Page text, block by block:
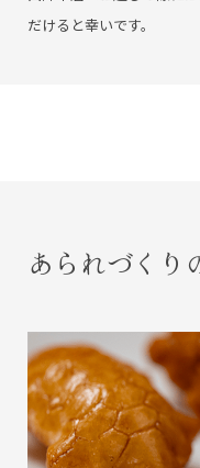
だけると幸いです。
あられづくり